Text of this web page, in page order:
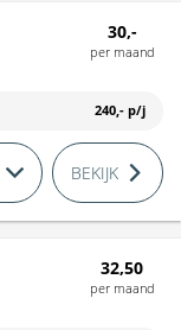
30,-
per maand
240,- p/j
BEKIJK
32,50
per maand